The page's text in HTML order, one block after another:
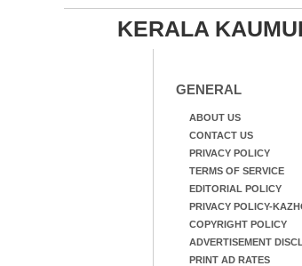
KERALA
GENERAL
ABOUT US
CONTACT US
PRIVACY POLICY
TERMS OF SERVICE
EDITORIAL POLICY
PRIVACY POLICY-
COPYRIGHT POLICY
ADVERTISEMENT
PRINT AD RATES